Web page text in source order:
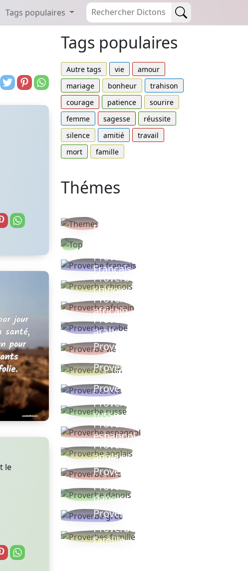
Tags populaires
le
Tags populaires
Autre tags vie
amour
mariage
bonheur
trahison
courage
patience
sourire
femme
sagesse
réussite
silence
amitié
travail
mort
famille
Thémes
thèmes
Proverbe
Français
Proverbe
chinois
Proverbe
africain
Proverbe
arabe
Proverbe vie
Proverbe latin
Proverbes ete
Proverbe
russe
Proverbe
espagnol
Proverbe
anglais
Proverbe turc
Proverbe
danois
Proverbe grec
Proverbes
famille